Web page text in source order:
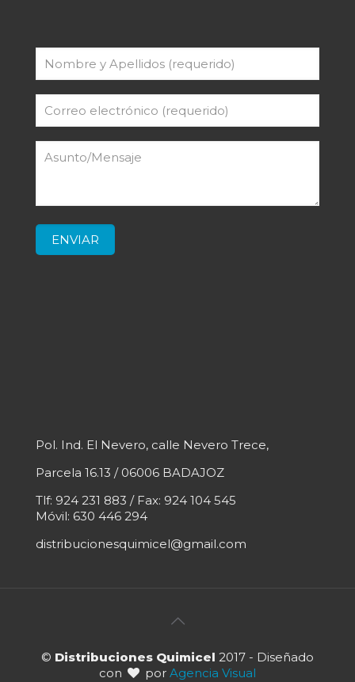
Pol. Ind. El Nevero, calle Nevero Trece,
Parcela 16.13 / 06006 BADAJOZ
Tlf: 924 231 883 / Fax: 924 104 545
Móvil: 630 446 294
distribucionesquimicel@gmail.com
© Distribuciones Quimicel 2017 - Diseñado
con
por Agencia Visual